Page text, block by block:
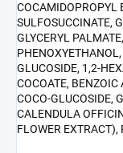
COCAMIDOPROPYL
SULFOSUCCINATE,
GLYCERYL PALMATE,
GLUCOSIDE, 1,2-
COCOATE, BENZOIC
COCO-GLUCOSIDE,
CALENDULA
FLOWER EXTRACT),